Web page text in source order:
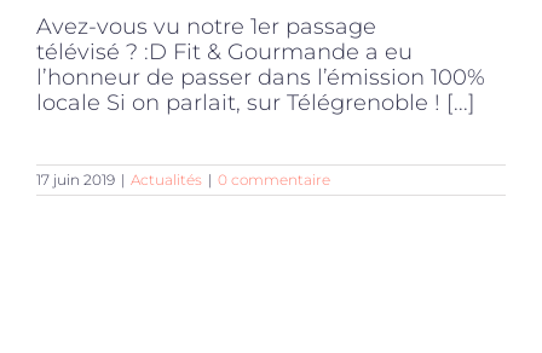
Accessoires
Avez-vous vu notre 1er passage
télévisé ? :D Fit & Gourmande a eu
l’honneur de passer dans l’émission 100%
locale Si on parlait, sur Télégrenoble ! [...]
17 juin 2019 | Actualités | 0 commentaire